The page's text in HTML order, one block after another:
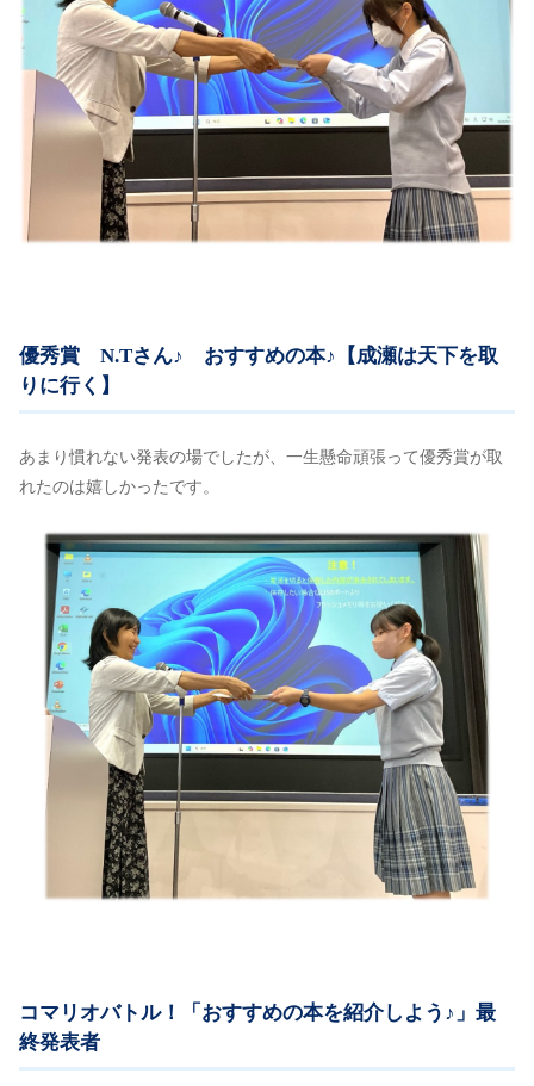
優秀賞 N.Tさん♪ おすすめの本♪【成瀬は天下を取
りに行く】
あまり慣れない発表の場でしたが、一生懸命頑張って優秀賞が取
れたのは嬉しかったです。
コマリオバトル！「おすすめの本を紹介しよう♪」最
終発表者